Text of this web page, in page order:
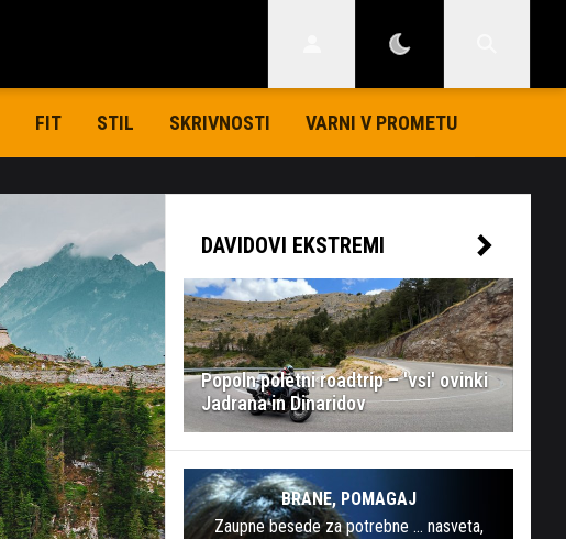
FIT STIL SKRIVNOSTI VARNI V PROMETU
DAVIDOVI EKSTREMI
Popoln poletni roadtrip – 'vsi' ovinki
Jadrana in Dinaridov
BRANE, POMAGAJ
Zaupne besede za potrebne … nasveta,